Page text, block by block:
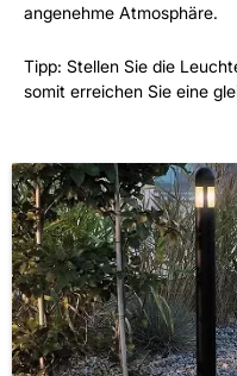
angenehme Atmosphäre.
Tipp: Stellen Sie die
somit erreichen Sie eine